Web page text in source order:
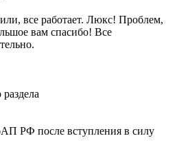
все работает. Люкс! Проблем,
вам спасибо! Все
РФ после вступления в силу